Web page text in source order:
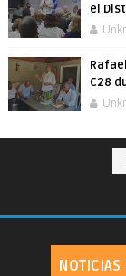
el
C28
NOTICIAS